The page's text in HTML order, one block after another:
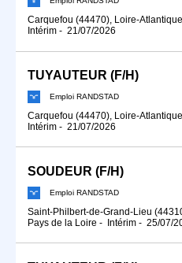
Carquefou (44470), Loire-
Intérim - 21/07/2026
TUYAUTEUR (F/H)
Emploi RANDSTAD
Carquefou (44470), Loire-
Intérim - 21/07/2026
SOUDEUR (F/H)
Emploi RANDSTAD
Saint-Philbert-de-Grand-Lieu
Pays de la Loire - Intérim - 25/07/